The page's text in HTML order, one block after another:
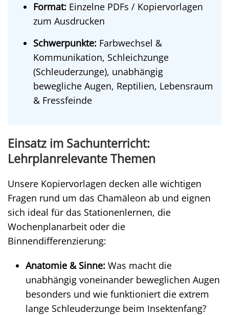
Format: Einzelne PDFs / Kopiervorlagen
zum Ausdrucken
Schwerpunkte: Farbwechsel &
Kommunikation, Schleichzunge
(Schleuderzunge), unabhängig
bewegliche Augen, Reptilien, Lebensraum
& Fressfeinde
Einsatz im Sachunterricht:
Lehrplanrelevante Themen
Unsere Kopiervorlagen decken alle wichtigen
Fragen rund um das Chamäleon ab und eignen
sich ideal für das Stationenlernen, die
Wochenplanarbeit oder die
Binnendifferenzierung:
Anatomie & Sinne: Was macht die
unabhängig voneinander beweglichen Augen
besonders und wie funktioniert die extrem
lange Schleuderzunge beim Insektenfang?